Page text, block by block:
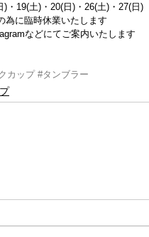
・19(土)・20(日)・26(土)・27(日)
為に臨時休業いたします
などにてご案内いたします
カップ #タンブラー